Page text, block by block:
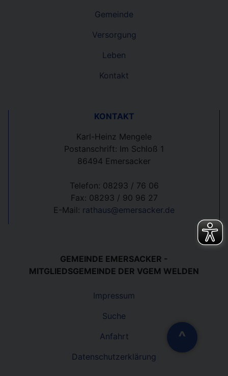
^
Gemeinde
Versorgung
Leben
Kontakt
KONTAKT
Karl-Heinz Mengele
Postanschrift: Im Schloß 1
86494 Emersacker
Telefon: 08293 / 76 06
Fax: 08293 / 90 96 27
E-Mail: rathaus@emersacker.de
GEMEINDE EMERSACKER -
MITGLIEDSGEMEINDE DER VGEM WELDEN
Impressum
Suche
Anfahrt
Datenschutzerklärung